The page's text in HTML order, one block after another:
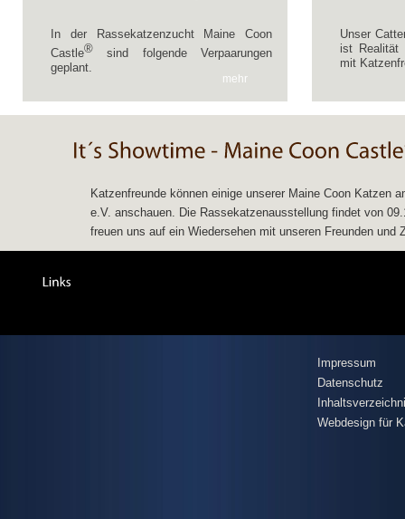
In der Rassekatzenzucht Maine Coon
Castle® sind folgende Verpaarungen
geplant.
mehr
Unser
ist Realität
mit
Katzenfreunde können einige unserer Maine Coon Katzen
e.V. anschauen. Die Rassekatzenausstellung findet von
freuen uns auf ein Wiedersehen mit unseren Freunden
Impressum
Datenschutz
Webdesign für